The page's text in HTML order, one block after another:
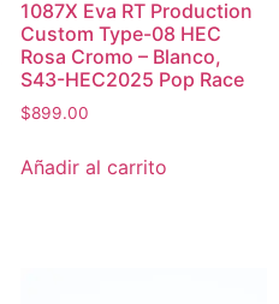
1087X Eva RT Production
Custom Type-08 HEC
Rosa Cromo – Blanco,
S43-HEC2025 Pop Race
$899.00
Añadir al carrito